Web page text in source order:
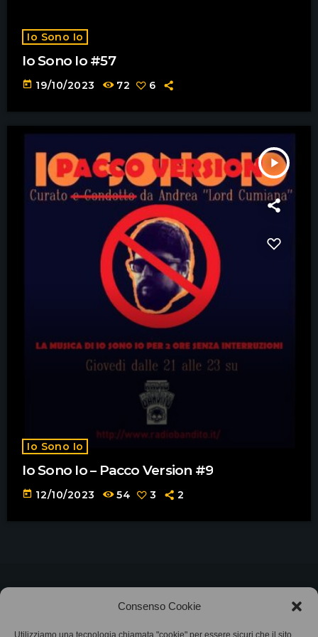
Consenso Cookie
Utilizziamo una tecnologia chiamata "cookie" per essere sicuri che il sito
Io Sono Io
Io Sono Io #57
today 19/10/2023 72 6
play_arrow
Io Sono Io
Io Sono Io – Pacco Version #9
today 12/10/2023 54 3 2
Associazione Bandito • CF 97882400019 •
Privacy Policy•Cookie Policy (UE) • Protocollo